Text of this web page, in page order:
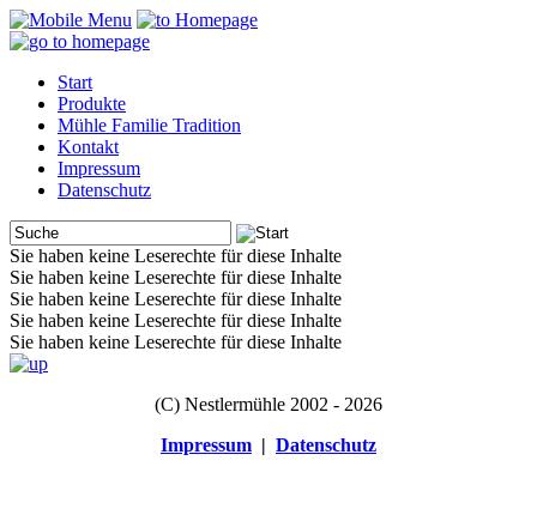
Start
Produkte
Mühle Familie Tradition
Kontakt
Impressum
Datenschutz
Sie haben keine Leserechte für diese Inhalte
Sie haben keine Leserechte für diese Inhalte
Sie haben keine Leserechte für diese Inhalte
Sie haben keine Leserechte für diese Inhalte
Sie haben keine Leserechte für diese Inhalte
(C) Nestlermühle 2002 - 2026
Impressum | Datenschutz